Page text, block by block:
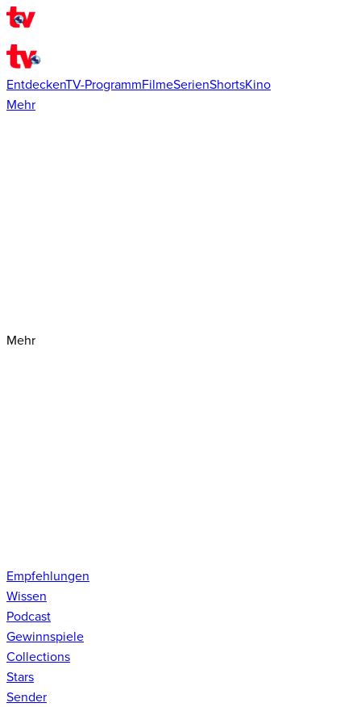
EntdeckenTV-ProgrammFilmeSerienShortsKino
Mehr
Mehr
Empfehlungen
Wissen
Podcast
Gewinnspiele
Collections
Stars
Sender